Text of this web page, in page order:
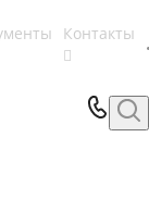
Контакты